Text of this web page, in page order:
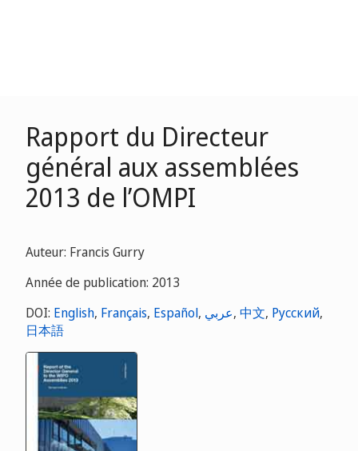
Rapport du Directeur
général aux assemblées
2013 de l’OMPI
Auteur: Francis Gurry
Année de publication: 2013
DOI: English, Français, Español, عربي, 中文, Русский,
日本語